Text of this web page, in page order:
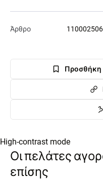
Άρθρο
Προσθήκη
High-contrast mode
Οι πελάτες
επίσης